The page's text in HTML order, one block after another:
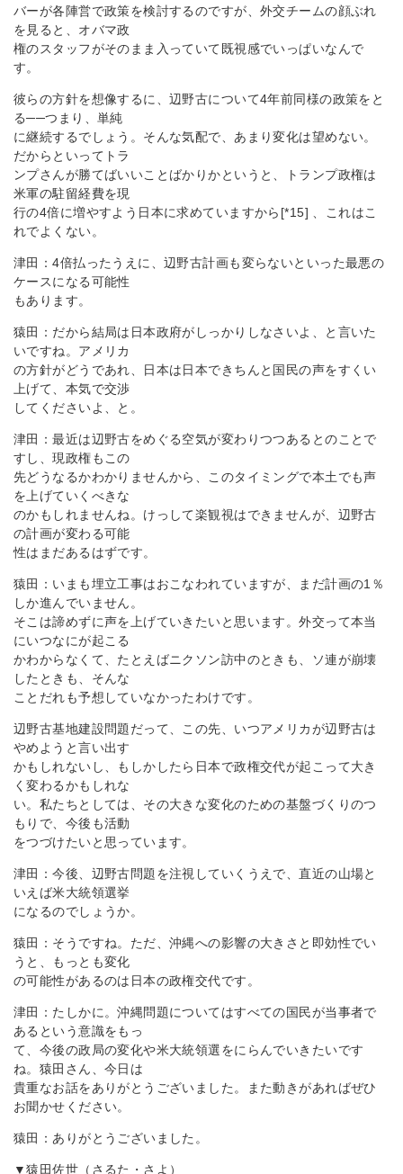
バーが各陣営で政策を検討するのですが、外交チームの顔ぶれ
を見ると、オバマ政
権のスタッフがそのまま入っていて既視感でいっぱいなんで
す。
彼らの方針を想像するに、辺野古について4年前同様の政策をと
る──つまり、単純
に継続するでしょう。そんな気配で、あまり変化は望めない。
だからといってトラ
ンプさんが勝てばいいことばかりかというと、トランプ政権は
米軍の駐留経費を現
行の4倍に増やすよう日本に求めていますから[*15] 、これはこ
れでよくない。
津田：4倍払ったうえに、辺野古計画も変らないといった最悪の
ケースになる可能性
もあります。
猿田：だから結局は日本政府がしっかりしなさいよ、と言いた
いですね。アメリカ
の方針がどうであれ、日本は日本できちんと国民の声をすくい
上げて、本気で交渉
してくださいよ、と。
津田：最近は辺野古をめぐる空気が変わりつつあるとのことで
すし、現政権もこの
先どうなるかわかりませんから、このタイミングで本土でも声
を上げていくべきな
のかもしれませんね。けっして楽観視はできませんが、辺野古
の計画が変わる可能
性はまだあるはずです。
猿田：いまも埋立工事はおこなわれていますが、まだ計画の1％
しか進んでいません。
そこは諦めずに声を上げていきたいと思います。外交って本当
にいつなにが起こる
かわからなくて、たとえばニクソン訪中のときも、ソ連が崩壊
したときも、そんな
ことだれも予想していなかったわけです。
辺野古基地建設問題だって、この先、いつアメリカが辺野古は
やめようと言い出す
かもしれないし、もしかしたら日本で政権交代が起こって大き
く変わるかもしれな
い。私たちとしては、その大きな変化のための基盤づくりのつ
もりで、今後も活動
をつづけたいと思っています。
津田：今後、辺野古問題を注視していくうえで、直近の山場と
いえば米大統領選挙
になるのでしょうか。
猿田：そうですね。ただ、沖縄への影響の大きさと即効性でい
うと、もっとも変化
の可能性があるのは日本の政権交代です。
津田：たしかに。沖縄問題についてはすべての国民が当事者で
あるという意識をもっ
て、今後の政局の変化や米大統領選をにらんでいきたいです
ね。猿田さん、今日は
貴重なお話をありがとうございました。また動きがあればぜひ
お聞かせください。
猿田：ありがとうございました。
▼猿田佐世（さるた・さよ）